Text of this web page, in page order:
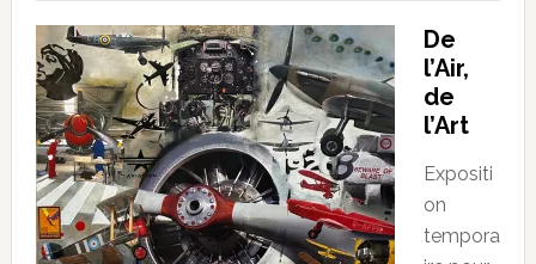
De
l’Air,
de
l’Art
Expositi
on
tempora